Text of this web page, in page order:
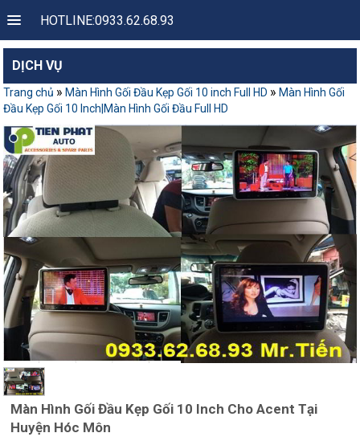
HOTLINE:0933.62.68.93
DỊCH VỤ
Trang chủ » Màn Hình Gối Đầu Kẹp Gối 10 inch Full HD » Màn Hình Gối
Đầu Kẹp Gối 10 Inch|Màn Hình Gối Đầu Full HD
Màn Hình Gối Đầu Kẹp Gối 10 Inch Cho Acent Tại
Huyện Hóc Môn